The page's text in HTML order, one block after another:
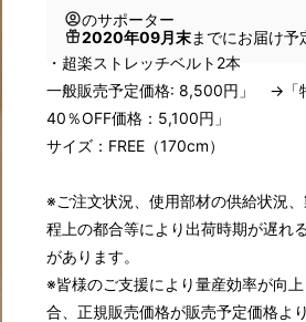
のサポーター
2020年09月末までにお届け予
・超楽ストレッチベルト2本
一般販売予定価格: 8,500円」 →「
40％OFF価格：5,100円」
サイズ：FREE（170cm）
※ご注文状況、使用部材の供給状況
程上の都合等により出荷時期が遅れ
があります。
※皆様のご支援により量産効率が向
合、正規販売価格が販売予定価格よ